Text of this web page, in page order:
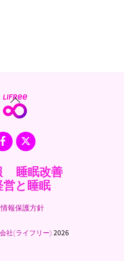
Back
To
Facebook
X
睡眠改善
と睡眠
報保護方針
社(ライフリー) 2026